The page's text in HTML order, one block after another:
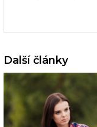
Další články